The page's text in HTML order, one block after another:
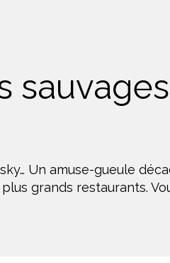
Un amuse-gueule
grands restaurants.